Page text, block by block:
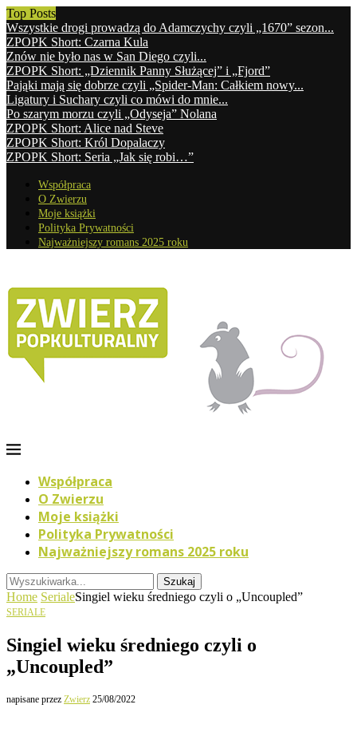
Top Posts
Wszystkie drogi prowadzą do Adamczychy czyli „1670” sezon...
ZPOPK Short: Czarna Kula
Znów nie było nas w San Diego czyli...
ZPOPK Short: „Dziennik Panny Służącej” i „Fjord”
Pająki mają się dobrze czyli „Spider-Man: Całkiem nowy...
Ligatury i Suchary czyli co mówi do mnie...
Po szarym morzu czyli „Odyseja” Nolana
ZPOPK Short: Alice nad Steve
ZPOPK Short: Król Dopalaczy
ZPOPK Short: Seria „Jak się robi…”
Współpraca
O Zwierzu
Moje książki
Polityka Prywatności
Najważniejszy romans 2025 roku
Współpraca
O Zwierzu
Moje książki
Polityka Prywatności
Najważniejszy romans 2025 roku
Szukaj
Home SerialeSingiel wieku średniego czyli o „Uncoupled”
SERIALE
Singiel wieku średniego czyli o
„Uncoupled”
napisane przez Zwierz 25/08/2022